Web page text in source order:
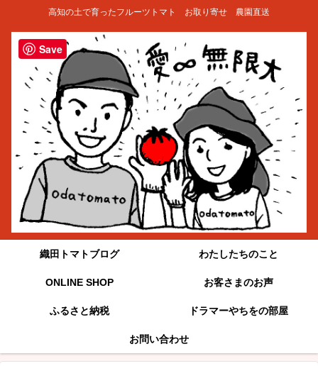
高知の土で育ったフルーツトマト お取り寄せ 農園直送
織田トマトブログ わたしたちのこと
ONLINE SHOP お客さまのお声
ふるさと納税 ドラマーやちをの部屋
お問い合わせ
Save